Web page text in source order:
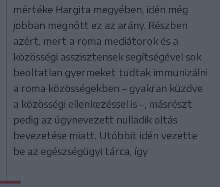
mértéke Hargita megyében, idén még
jobban megnőtt ez az arány. Részben
azért, mert a roma mediátorok és a
közösségi asszisztensek segítségével sok
beoltatlan gyermeket tudtak immunizálni
a roma közösségekben – gyakran küzdve
a közösségi ellenkezéssel is –, másrészt
pedig az úgynevezett nulladik oltás
bevezetése miatt. Utóbbit idén vezette
be az egészségügyi tárca, így